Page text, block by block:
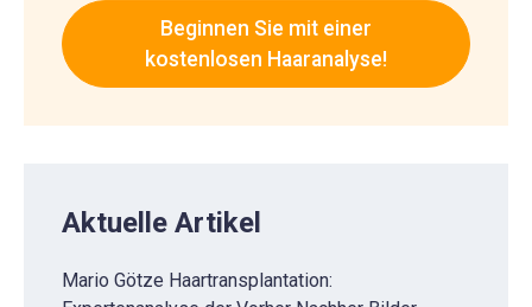
Beginnen Sie mit einer
kostenlosen Haaranalyse!
Aktuelle Artikel
Mario Götze Haartransplantation: